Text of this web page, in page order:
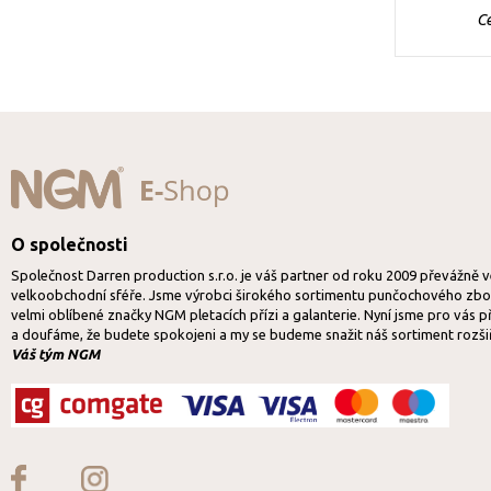
O společnosti
Společnost Darren production s.r.o. je váš partner od roku 2009 převážně
velkoobchodní sféře. Jsme výrobci širokého sortimentu punčochového
velmi oblíbené značky NGM pletacích přízi a galanterie. Nyní jsme pro vás
a doufáme, že budete spokojeni a my se budeme snažit náš sortiment
Váš tým NGM